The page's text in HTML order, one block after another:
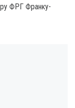
ФРГ Франку-